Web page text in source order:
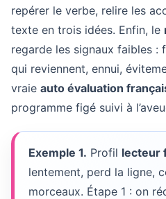
repérer le verbe, relire les
texte en trois idées. Enfin, le
regarde les signaux faibles :
qui reviennent, ennui,
vraie auto évaluation
programme figé suivi à
Exemple 1. Profil lecteur
lentement, perd la ligne,
morceaux. Étape 1 : on